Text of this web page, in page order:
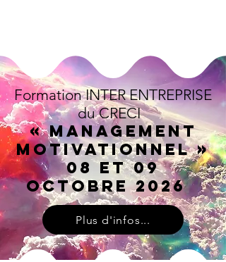
Formation INTER ENTREPRISE
du CRECI
« Management
Motivationnel »
08 et 09
octobre 2026
Plus d'infos...